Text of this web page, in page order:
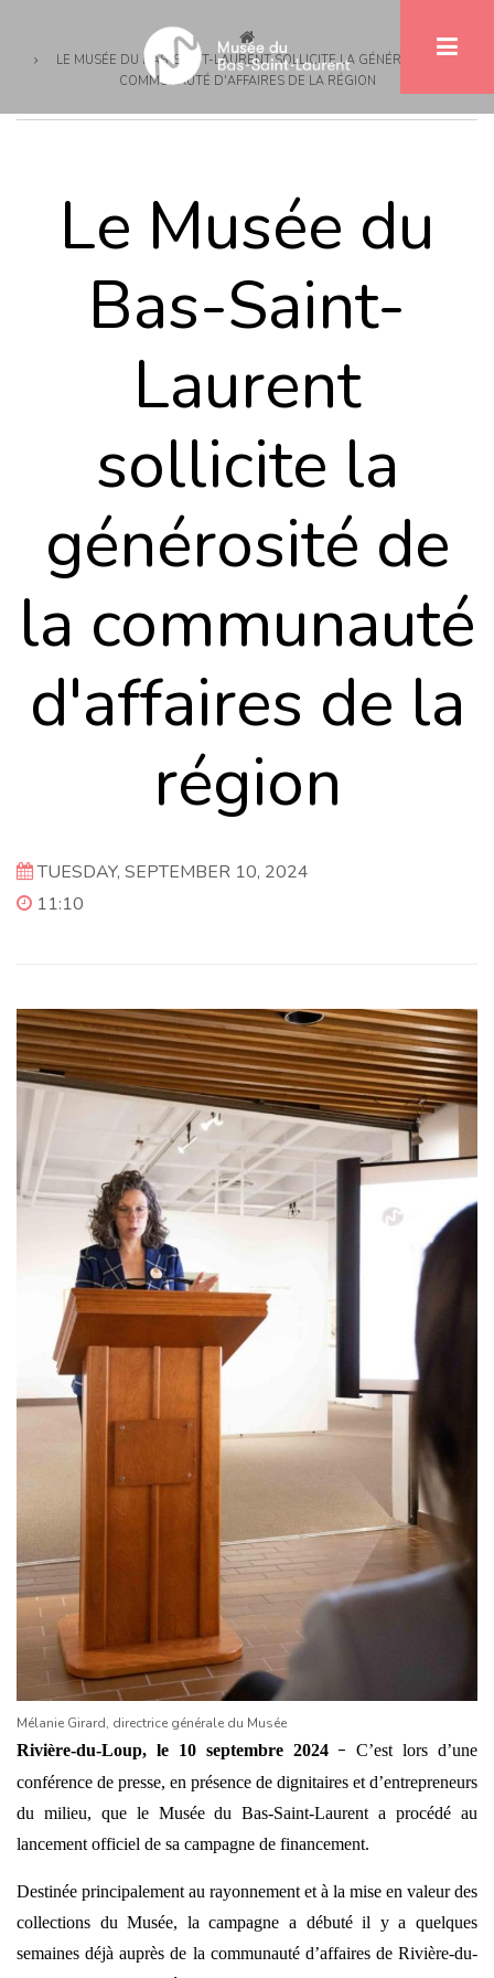
content
Breadcrumb
LE MUSÉE DU BAS-SAINT-LAURENT SOLLICITE LA GÉNÉROSITÉ DE LA
COMMUNAUTÉ D'AFFAIRES DE LA RÉGION
Le Musée du
Bas-Saint-
Laurent
sollicite la
générosité de
la communauté
d'affaires de la
région
TUESDAY, SEPTEMBER 10, 2024
11:10
Mélanie Girard, directrice générale du Musée
Rivière-du-Loup, le 10 septembre 2024 −C’est lors d’une
conférence de presse, en présence de dignitaires et d’entrepreneurs
du milieu, que le Musée du Bas-Saint-Laurent a procédé au
lancement officiel de sa campagne de financement.
Destinée principalement au rayonnement et à la mise en valeur des
collections du Musée, la campagne a débuté il y a quelques
semaines déjà auprès de la communauté d’affaires de Rivière-du-